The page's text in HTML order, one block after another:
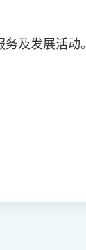
及发展活动。